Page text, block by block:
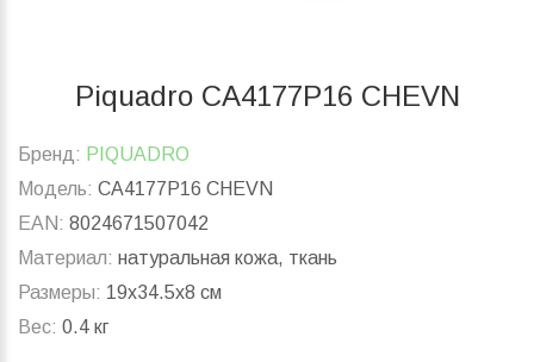
Piquadro CA4177P16 CHEVN
Бренд: PIQUADRO
Модель: CA4177P16 CHEVN
EAN: 8024671507042
Материал: натуральная кожа, ткань
Размеры: 19x34.5x8 см
Вес: 0.4 кг